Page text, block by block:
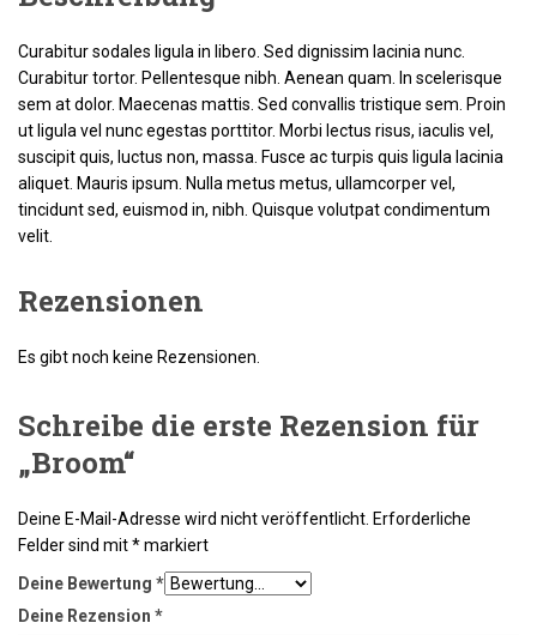
Curabitur sodales ligula in libero. Sed dignissim lacinia nunc.
Curabitur tortor. Pellentesque nibh. Aenean quam. In scelerisque
sem at dolor. Maecenas mattis. Sed convallis tristique sem. Proin
ut ligula vel nunc egestas porttitor. Morbi lectus risus, iaculis vel,
suscipit quis, luctus non, massa. Fusce ac turpis quis ligula lacinia
aliquet. Mauris ipsum. Nulla metus metus, ullamcorper vel,
tincidunt sed, euismod in, nibh. Quisque volutpat condimentum
velit.
Rezensionen
Es gibt noch keine Rezensionen.
Schreibe die erste Rezension für
„Broom“
Deine E-Mail-Adresse wird nicht veröffentlicht. Erforderliche
Felder sind mit*markiert
Deine Bewertung *
Deine Rezension *